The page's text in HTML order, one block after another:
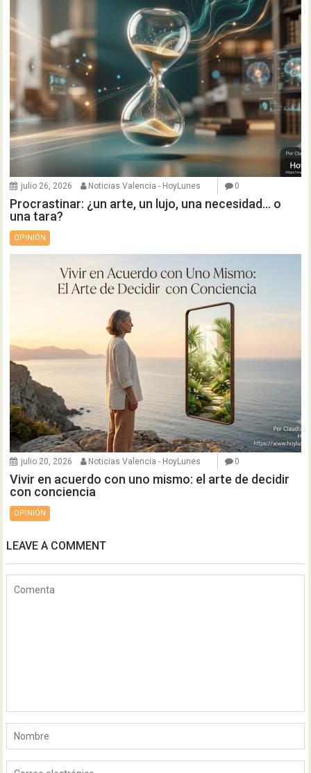
julio 26, 2026 Noticias Valencia - HoyLunes 0
Procrastinar: ¿un arte, un lujo, una necesidad… o
una tara?
OPINIÓN
julio 20, 2026 Noticias Valencia - HoyLunes 0
Vivir en acuerdo con uno mismo: el arte de decidir
con conciencia
OPINIÓN
LEAVE A COMMENT